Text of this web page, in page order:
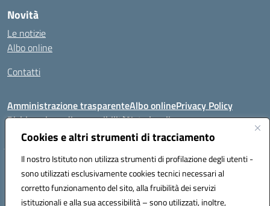
Cookies e altri strumenti di tracciamento
Il nostro Istituto non utilizza strumenti di profilazione degli utenti -
sono utilizzati esclusivamente cookies tecnici necessari al
corretto funzionamento del sito, alla fruibilità dei servizi
istituzionali e alla sua accessibilità – sono utilizzati, inoltre,
Novità
Le notizie
Albo online
Contatti
Amministrazione trasparenteAlbo onlinePrivacy Policy
Dichiarazione di accessibilitàNote legali
VIA FEUDO N.46 - 81024 - Maddaloni (CE) - Tel 0823202821 - Mail:
ceic8al005@istruzione.it - PEC: ceic8al005@pec.istruzione.it
Codice meccanografico: CEIC8AL005 - Codice iPA:icmvm_0 - C.F.